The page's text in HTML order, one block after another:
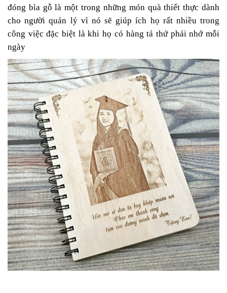
đóng bìa gỗ là một trong những món quà thiết thực dành
cho người quản lý vì nó sẽ giúp ích họ rất nhiều trong
công việc đặc biệt là khi họ có hàng tá thứ phải nhớ mỗi
ngày